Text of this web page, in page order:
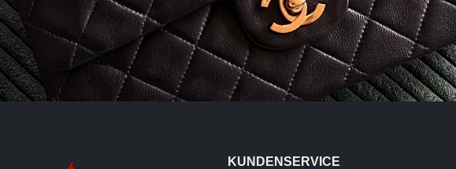
KUNDENSERVICE